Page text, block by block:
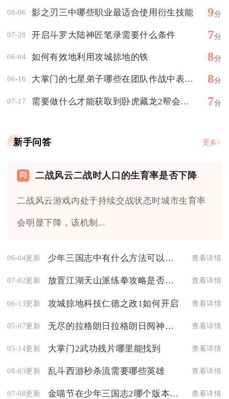
08-06 影之刃三中哪些职业最适合使用衍生技能 9分
07-28 开启斗罗大陆神匠笔录需要什么条件 7分
06-04 如何有效地利用攻城掠地的铁 8分
06-16 大掌门的七星弟子哪些在团队作战中表现突出 8分
07-17 需要做什么才能获取到卧虎藏龙2帮会资金 7分
新手问答 更多>
二战风云二战时人口的生育率是否下降
二战风云游戏内处于持续交战状态时城市生育率
会明显下降，该机制...
06-04更新 少年三国志中有什么方法可以得到炫金翅膀 查看详情
07-02更新 放置江湖天山派练拳攻略是否有天赋才能限制 查看详情
06-13更新 攻城掠地科技仁德之政1如何开启 查看详情
05-07更新 无尽的拉格朗日拉格朗日阋神星装甲型的枪口威力如何 查看详情
05-14更新 大掌门2武功残片哪里能找到 查看详情
08-03更新 乱斗西游秒杀流需要哪些英雄 查看详情
07-08更新 金喵节在少年三国志2哪个版本中引入 查看详情